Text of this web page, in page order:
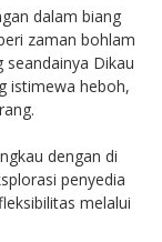
dalam biang
zaman bohlam
Dikau
istimewa heboh,
dengan di
penyedia
melalui